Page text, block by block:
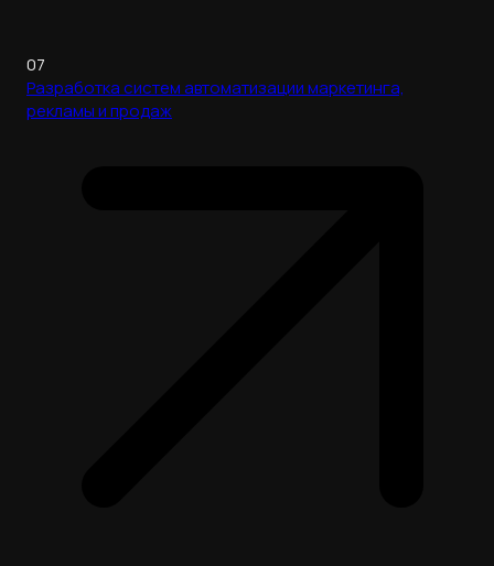
07
Разработка систем автоматизации маркетинга,
рекламы и продаж